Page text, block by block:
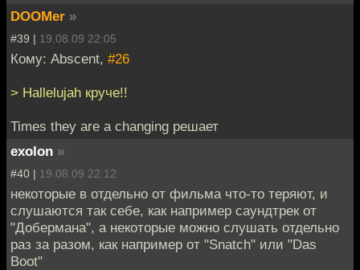
DOOMer »
#39 | 19.08.09 22:05
Кому: Abscent, #26
> Hallelujah круче!!
Times they are a changing решает
exolon »
#40 | 19.08.09 22:12
некоторые в отдельно от фильма что-то теряют, и
слушаются так себе, как например саундтрек от
"Добермана", а некоторые можно слушать отдельно
раз за разом, как например от "Snatch" или "Das
Boot"